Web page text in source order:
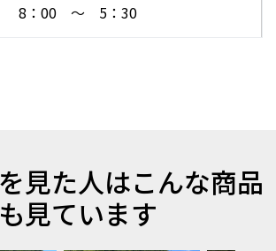
8：00 ～ 5：30
見た人はこんな商品
も見ています